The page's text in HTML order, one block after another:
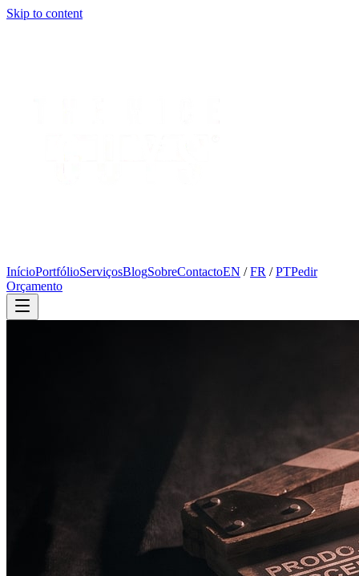
Skip to content
InícioPortfólioServiçosBlogSobreContactoEN /FR /PTPedir
Orçamento